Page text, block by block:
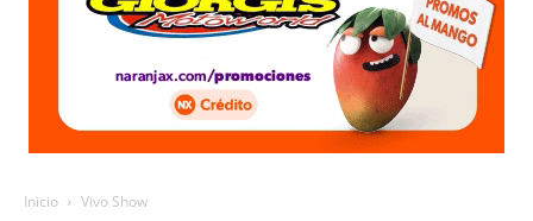
Inicio Vivo Show